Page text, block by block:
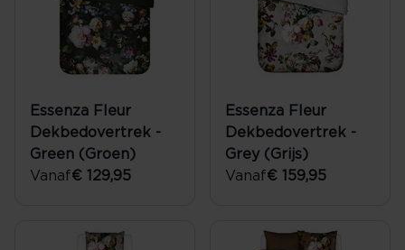
Essenza Fleur
Dekbedovertrek -
Green (Groen)
Vanaf€ 129,95
Essenza Fleur
Dekbedovertrek -
Grey (Grijs)
Vanaf€ 159,95